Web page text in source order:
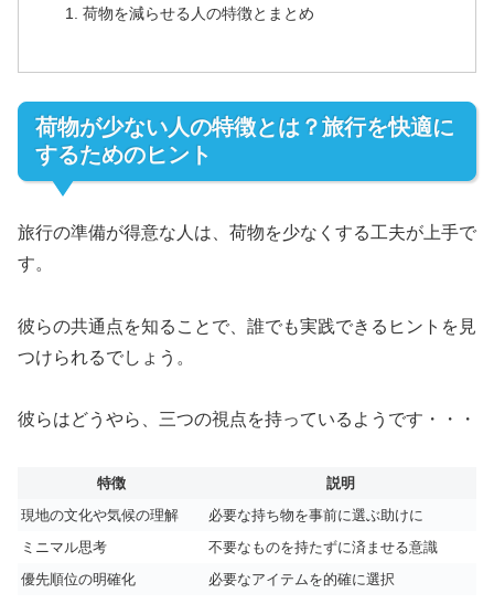
荷物を減らせる人の特徴とまとめ
荷物が少ない人の特徴とは？旅行を快適に
するためのヒント
旅行の準備が得意な人は、荷物を少なくする工夫が上手で
す。
彼らの共通点を知ることで、誰でも実践できるヒントを見
つけられるでしょう。
彼らはどうやら、三つの視点を持っているようです・・・
特徴
説明
現地の文化や気候の理解
必要な持ち物を事前に選ぶ助けに
ミニマル思考
不要なものを持たずに済ませる意識
優先順位の明確化
必要なアイテムを的確に選択